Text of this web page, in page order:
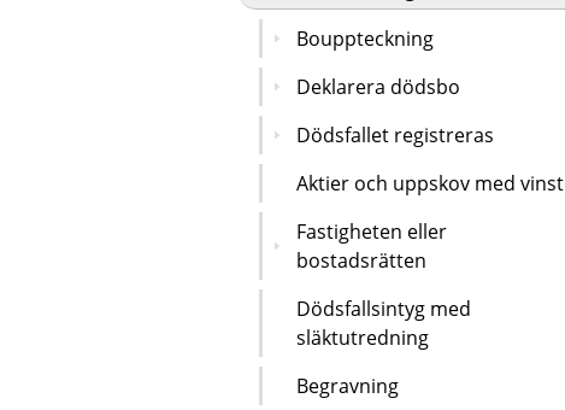
Bouppteckning
Deklarera dödsbo
Dödsfallet registreras
Aktier och uppskov med vinst
Fastigheten eller
bostadsrätten
Dödsfallsintyg med
släktutredning
Begravning